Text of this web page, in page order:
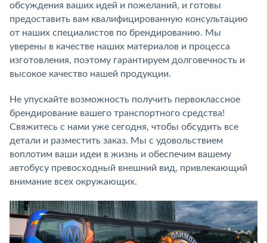
обсуждения ваших идей и пожеланий, и готовы
предоставить вам квалифицированную консультацию
от наших специалистов по брендированию. Мы
уверены в качестве наших материалов и процесса
изготовления, поэтому гарантируем долговечность и
высокое качество нашей продукции.
Не упускайте возможность получить первоклассное
брендирование вашего транспортного средства!
Свяжитесь с нами уже сегодня, чтобы обсудить все
детали и разместить заказ. Мы с удовольствием
воплотим ваши идеи в жизнь и обеспечим вашему
автобусу превосходный внешний вид, привлекающий
внимание всех окружающих.